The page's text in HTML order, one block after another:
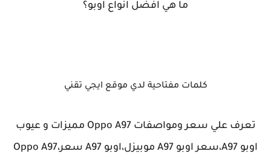
ما هي افضل انواع اوبو؟
كلمات مفتاحية لدي موقع ايجي تقني
تعرف علي سعر ومواصفات Oppo A97 مميزات و عيوب
اوبو A97،سعر اوبو A97 موبيزل،اوبو A97 سعر،Oppo A97